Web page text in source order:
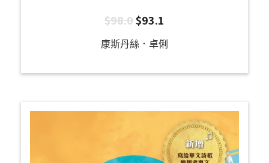
$98.0$93.1
康斯丹絲．卓俐